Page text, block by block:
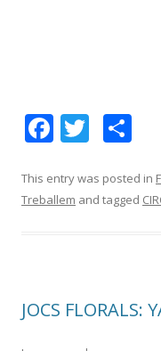
F
ac
e
b
k
T
w
itt
er
m
p
ix
This entry was posted in
Treballem and tagged
JOCS FLORALS: